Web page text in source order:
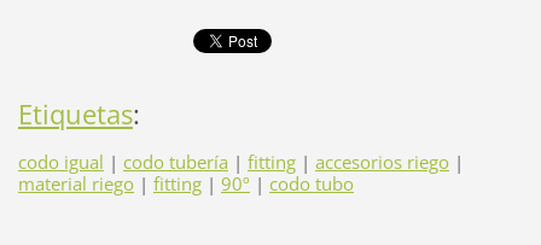
Etiquetas:
codo igual | codo tubería | fitting | accesorios riego |
material riego | fitting | 90º | codo tubo